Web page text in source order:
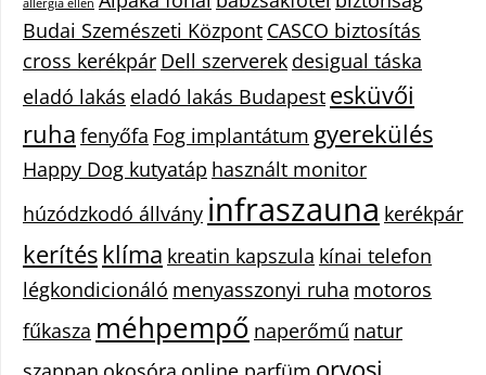
allergia ellen
Budai Szemészeti Központ CASCO biztosítás
cross kerékpár Dell szerverek desigual táska
eladó lakás eladó lakás Budapest esküvői
ruha fenyőfa Fog implantátum gyerekülés
Happy Dog kutyatáp használt monitor
húzódzkodó állvány infraszauna kerékpár
kerítésklíma kreatin kapszula kínai telefon
légkondicionáló menyasszonyi ruha motoros
fűkasza méhpempő naperőmű natur